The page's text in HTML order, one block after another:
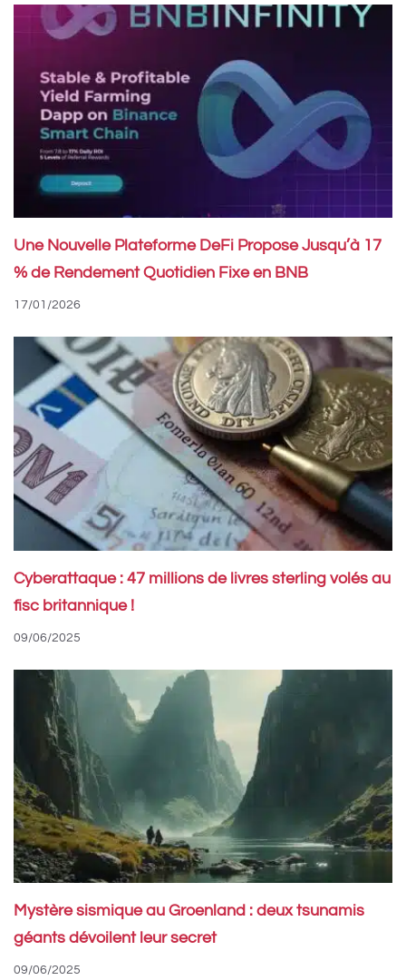
Une Nouvelle Plateforme DeFi Propose Jusqu’à 17
% de Rendement Quotidien Fixe en BNB
17/01/2026
Cyberattaque : 47 millions de livres sterling volés au
fisc britannique !
09/06/2025
Mystère sismique au Groenland : deux tsunamis
géants dévoilent leur secret
09/06/2025